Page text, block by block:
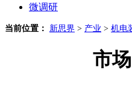
微调研
当前位置： 新思界 > 产业 > 机电
市